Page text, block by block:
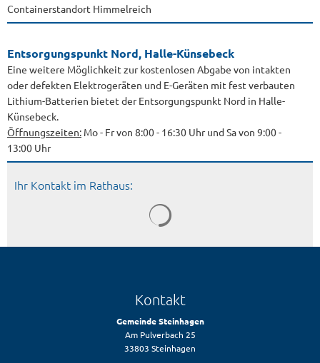
Containerstandort Himmelreich
Entsorgungspunkt Nord, Halle-Künsebeck
Eine weitere Möglichkeit zur kostenlosen Abgabe von intakten
oder defekten Elektrogeräten und E-Geräten mit fest verbauten
Lithium-Batterien bietet der Entsorgungspunkt Nord in Halle-
Künsebeck.
Öffnungszeiten: Mo - Fr von 8:00 - 16:30 Uhr und Sa von 9:00 -
13:00 Uhr
Ihr Kontakt im Rathaus:
Kontakt
Gemeinde Steinhagen
Am Pulverbach 25
33803 Steinhagen